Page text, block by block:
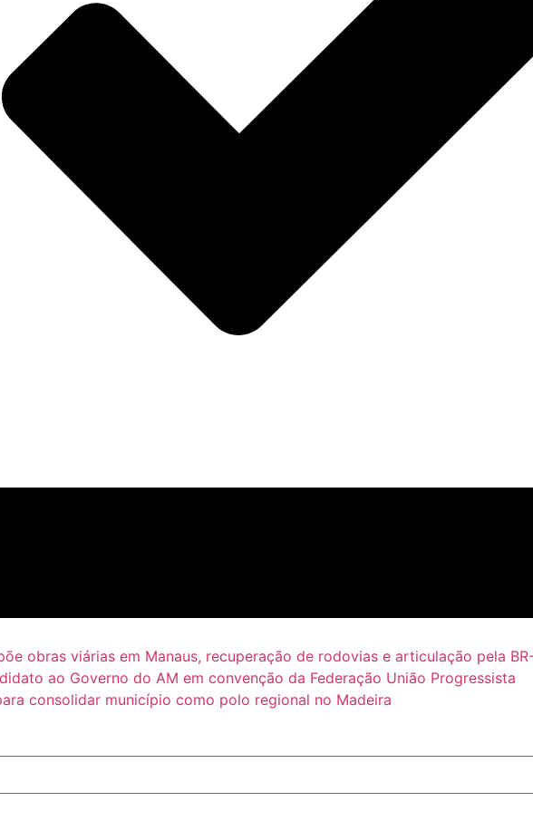
obras viárias em Manaus, recuperação de rodovias e articulação pela
ao Governo do AM em convenção da Federação União Progressista
consolidar município como polo regional no Madeira